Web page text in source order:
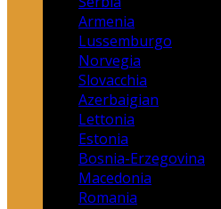
Armenia
Lussemburgo
Norvegia
Slovacchia
Azerbaigian
Lettonia
Estonia
Bosnia-Erzegovina
Macedonia
Romania